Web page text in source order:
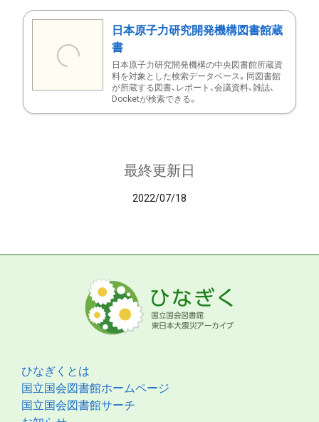
日本原子力研究開発機構図書館蔵
書
日本原子力研究開発機構の中央図書館所蔵資
料を対象とした検索データベース。同図書館
が所蔵する図書、レポート、会議資料、雑誌、
Docketが検索できる。
最終更新日
2022/07/18
ひなぎくとは
国立国会図書館ホームページ
国立国会図書館サーチ